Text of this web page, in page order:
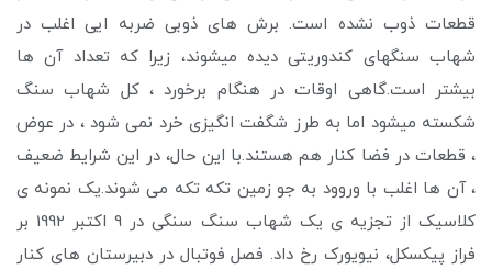
قطعات ذوب نشده است. برش های ذوبی ضربه ایی اغلب در
شهاب سنگهای کندوریتی دیده میشوند، زیرا که تعداد آن ها
بیشتر است.گاهی اوقات در هنگام برخورد ، کل شهاب سنگ
شکسته میشود اما به طرز شگفت انگیزی خرد نمی شود ، در عوض
، قطعات در فضا کنار هم هستند.با این حال، در این شرایط ضعیف
، آن ها اغلب با وروود به جو زمین تکه تکه می شوند.یک نمونه ی
کلاسیک از تجزیه ی یک شهاب سنگ سنگی در 9 اکتبر 1992 بر
فراز پیکسکل، نیویورک رخ داد. فصل فوتبال در دبیرستان های کنار